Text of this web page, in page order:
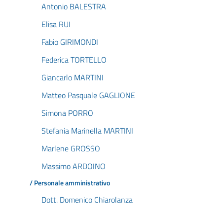
Antonio BALESTRA
Elisa RUI
Fabio GIRIMONDI
Federica TORTELLO
Giancarlo MARTINI
Matteo Pasquale GAGLIONE
Simona PORRO
Stefania Marinella MARTINI
Marlene GROSSO
Massimo ARDOINO
/ Personale amministrativo
Dott. Domenico Chiarolanza